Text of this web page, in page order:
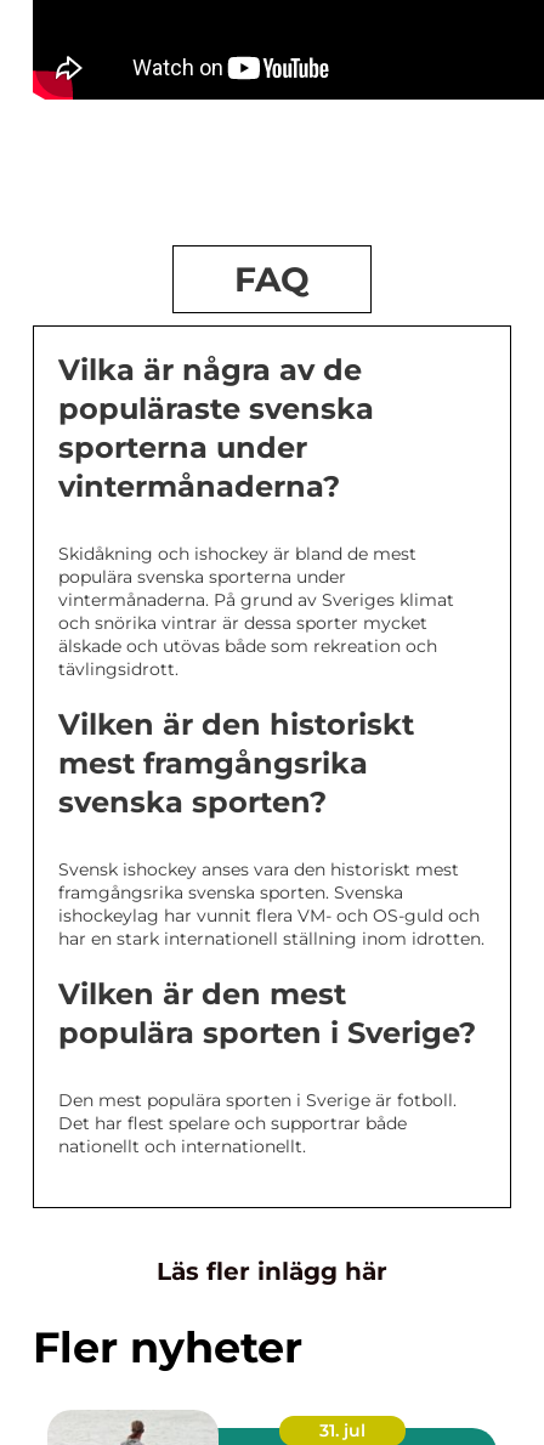
FAQ
Vilka är några av de
populäraste svenska
sporterna under
vintermånaderna?
Skidåkning och ishockey är bland de mest
populära svenska sporterna under
vintermånaderna. På grund av Sveriges klimat
och snörika vintrar är dessa sporter mycket
älskade och utövas både som rekreation och
tävlingsidrott.
Vilken är den historiskt
mest framgångsrika
svenska sporten?
Svensk ishockey anses vara den historiskt mest
framgångsrika svenska sporten. Svenska
ishockeylag har vunnit flera VM- och OS-guld och
har en stark internationell ställning inom idrotten.
Vilken är den mest
populära sporten i Sverige?
Den mest populära sporten i Sverige är fotboll.
Det har flest spelare och supportrar både
nationellt och internationellt.
Läs fler inlägg här
Fler nyheter
31. jul